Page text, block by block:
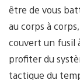
être de vous
au corps à
couvert un fusil
profiter du
tactique du